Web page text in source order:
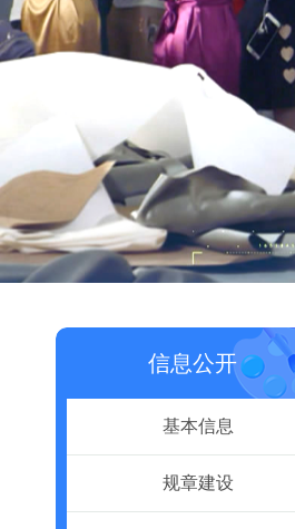
信息公开
基本信息
规章建设